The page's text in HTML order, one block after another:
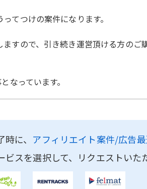
てつけの案件になります。
すので、引き続き運営頂ける方のご
なっています。
に、 アフィリエイト案件/広告
スを選択して、リクエストいた